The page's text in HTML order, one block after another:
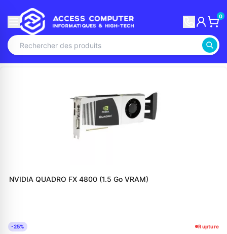
0
NVIDIA QUADRO FX 4800 (1.5 Go VRAM)
-25% Rupture